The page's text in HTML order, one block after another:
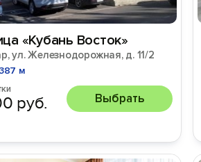
«Кубань Восток»
ул. Железнодорожная, д. 11/2
м
руб. Выбрать